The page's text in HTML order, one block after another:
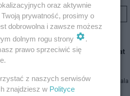
innych
Anny
Rafał Woś
Blogi na ten temat
Siukum Balala
oraz aktywnie
prywatność, prosimy o
dobrowolna i zawsze możesz
dolnym rogu strony
.
prawo sprzeciwić się
z naszych serwisów
znajdziesz w Polityce